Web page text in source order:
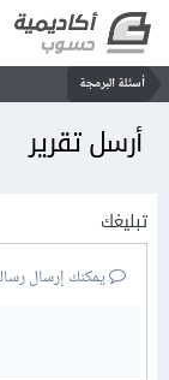
أسئلة البرمجة
أرسل تقرير
تبليغك
يمكنك إرسال